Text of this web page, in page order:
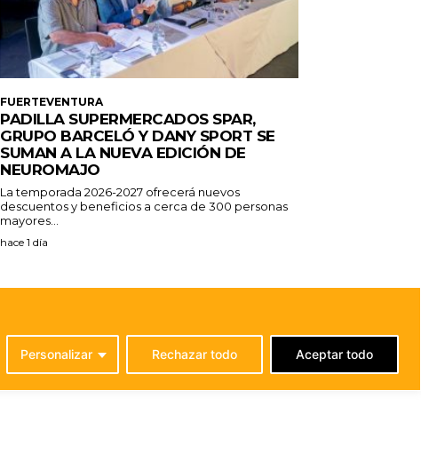
FUERTEVENTURA
PADILLA SUPERMERCADOS SPAR,
GRUPO BARCELÓ Y DANY SPORT SE
SUMAN A LA NUEVA EDICIÓN DE
NEUROMAJO
La temporada 2026-2027 ofrecerá nuevos
descuentos y beneficios a cerca de 300 personas
mayores...
hace 1 día